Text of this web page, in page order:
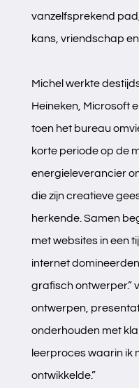
vanzelfsprekend
kans, vriendschap en
Michel werkte
Heineken, Microsoft
toen het bureau
korte periode op de
energieleverancier
die zijn creatieve
herkende. Samen
met websites in een
internet
grafisch ontwerper.”
ontwerpen,
onderhouden met
leerproces waarin ik
ontwikkelde.”